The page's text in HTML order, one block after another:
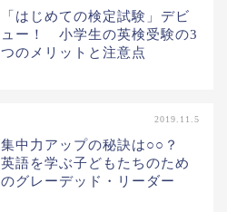
「はじめての検定試験」デビ
ュー！ 小学生の英検受験の3
つのメリットと注意点
2019.11.5
集中力アップの秘訣は○○？
英語を学ぶ子どもたちのため
のグレーデッド・リーダー